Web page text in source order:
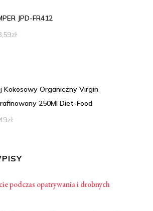
JPD-FR412
zł
Kokosowy Organiczny Virgin
250Ml Diet-Food
zł
podczas opatrywania i drobnych